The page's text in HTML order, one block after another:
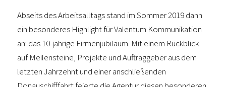
Abseits des Arbeitsalltags stand im Sommer 2019 dann
ein besonderes Highlight für Valentum Kommunikation
an: das 10-jährige Firmenjubiläum. Mit einem Rückblick
auf Meilensteine, Projekte und Auftraggeber aus dem
letzten Jahrzehnt und einer anschließenden